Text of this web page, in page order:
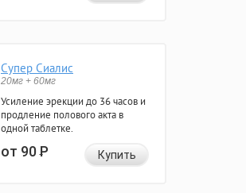
Супер Сиалис
20мг + 60мг
Усиление эрекции до 36 часов и
продление полового акта в
одной таблетке.
от 90Р Купить